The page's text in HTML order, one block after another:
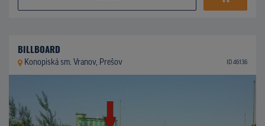
BILLBOARD
Konopiská sm. Vranov, Prešov ID 46136